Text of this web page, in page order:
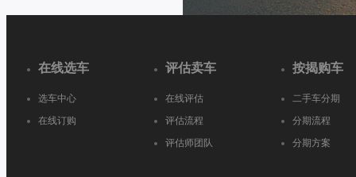
在线选车
选车中心
在线订购
评估卖车
在线评估
评估流程
评估师团队
按揭购车
二手车分期
分期流程
分期方案